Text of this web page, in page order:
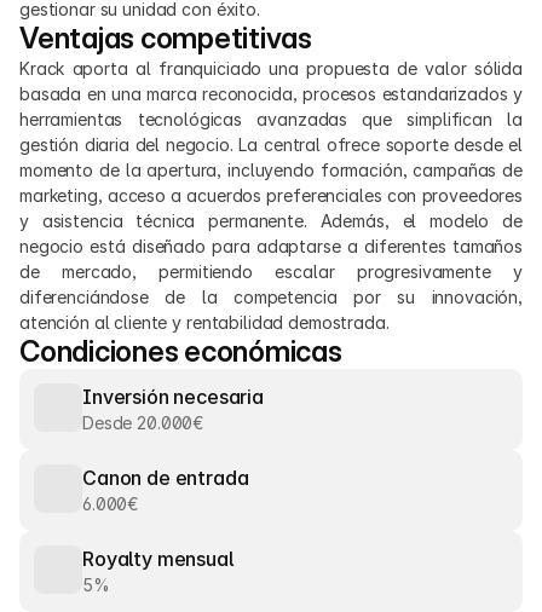
gestionar su unidad con éxito.
Ventajas competitivas
Krack aporta al franquiciado una propuesta de valor sólida
basada en una marca reconocida, procesos estandarizados y
herramientas tecnológicas avanzadas que simplifican la
gestión diaria del negocio. La central ofrece soporte desde el
momento de la apertura, incluyendo formación, campañas de
marketing, acceso a acuerdos preferenciales con proveedores
y asistencia técnica permanente. Además, el modelo de
negocio está diseñado para adaptarse a diferentes tamaños
de mercado, permitiendo escalar progresivamente y
diferenciándose de la competencia por su innovación,
atención al cliente y rentabilidad demostrada.
Condiciones económicas
Inversión necesaria
Desde 20.000€
Canon de entrada
6.000€
Royalty mensual
5%